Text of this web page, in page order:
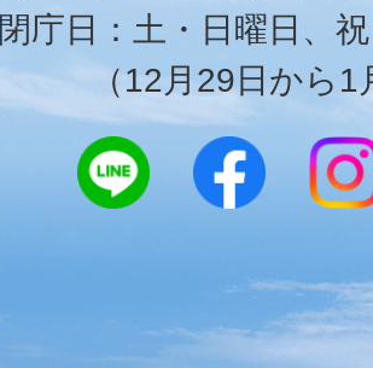
閉庁日：土・日曜日、
（12月29日から1